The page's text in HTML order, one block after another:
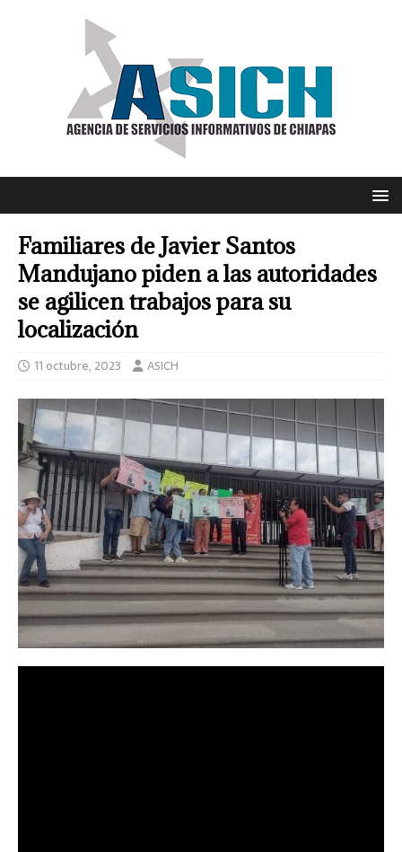
Familiares de Javier Santos
Mandujano piden a las autoridades
se agilicen trabajos para su
localización
11 octubre, 2023 ASICH